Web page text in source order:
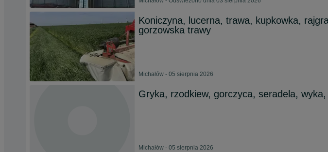
Koniczyna, lucerna, trawa, kupkowka,
gorzowska trawy
Michałów - 05 sierpnia 2026
Gryka, rzodkiew, gorczyca, seradela,
Michałów - 05 sierpnia 2026